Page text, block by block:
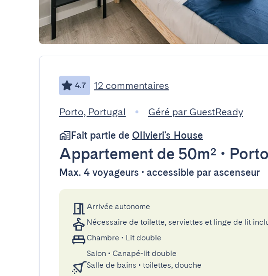
4.7 12 commentaires
Porto, Portugal
Géré par GuestReady
Fait partie de Olivieri's House
Appartement de 50m² • Porto
Max. 4 voyageurs • accessible par ascenseur
Arrivée autonome
Nécessaire de toilette, serviettes et linge de lit
Chambre • Lit double
Salon • Canapé-lit double
Salle de bains • toilettes, douche